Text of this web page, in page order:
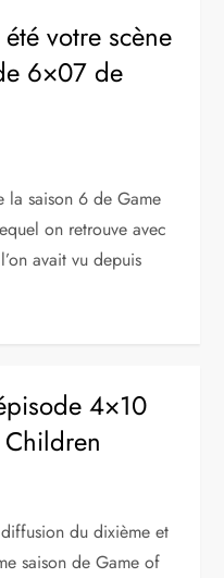
votre scène
6×07 de
la saison 6 de Game
on retrouve avec
avait vu depuis
4×10
du dixième et
saison de Game of